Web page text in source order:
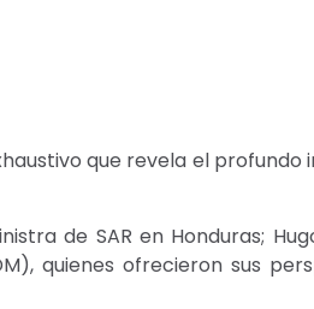
que revela el
de SAR en Honduras;
quienes ofrecieron sus